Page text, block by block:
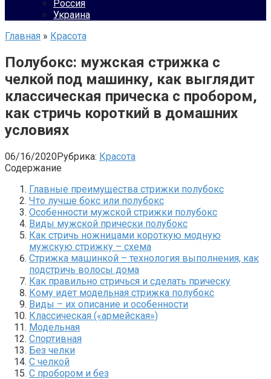
Россия
Украина
Главная » Красота
Полубокс: мужская стрижка с
челкой под машинку, как выглядит
классическая прическа с пробором,
как стричь короткий в домашних
условиях
06/16/2020Рубрика: Красота
Содержание
Главные преимущества стрижки полубокс
Что лучше бокс или полубокс
Особенности мужской стрижки полубокс
Виды мужской прически полубокс
Как стричь ножницами короткую модную
мужскую стрижку – схема
Стрижка машинкой – технология выполнения, как
подстричь волосы дома
Как правильно стричься и сделать прическу
Кому идет модельная стрижка полубокс
Виды – их описание и особенности
Классическая («армейская»)
Модельная
Спортивная
Без челки
С челкой
С пробором и без